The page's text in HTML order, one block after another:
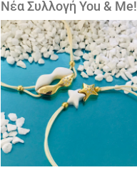
Νέα Συλλογή You & Me!